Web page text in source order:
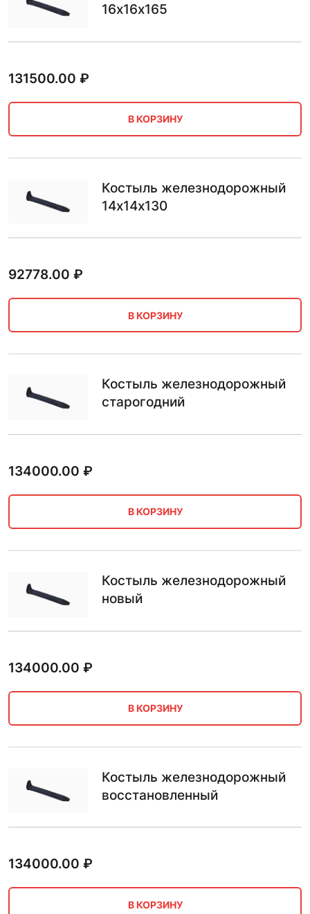
16х16х165
131500.00 ₽
В КОРЗИНУ
Костыль железнодорожный
14х14х130
92778.00 ₽
В КОРЗИНУ
Костыль железнодорожный
старогодний
134000.00 ₽
В КОРЗИНУ
Костыль железнодорожный
новый
134000.00 ₽
В КОРЗИНУ
Костыль железнодорожный
восстановленный
134000.00 ₽
В КОРЗИНУ